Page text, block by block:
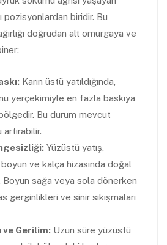
pozisyonlardan biridir. Bu
doğrudan alt omurgaya ve
Karın üstü yatıldığında,
yerçekimiyle en fazla baskıya
Bu durum mevcut
Yüzüstü yatış,
ve kalça hizasında doğal
Boyun sağa veya sola dönerken
gerginlikleri ve sinir sıkışmaları
ve Gerilim: Uzun süre yüzüstü